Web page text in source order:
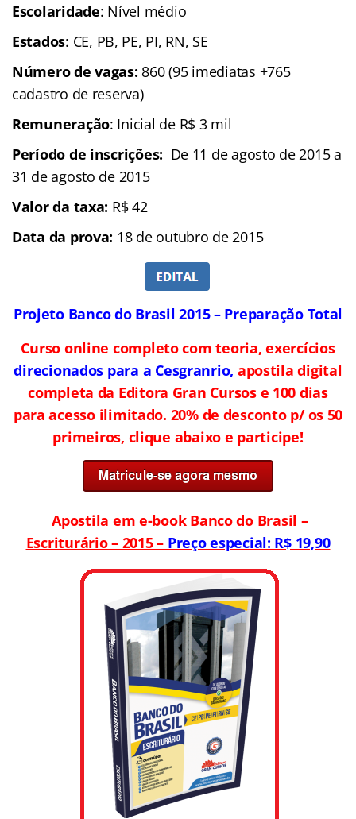
Escolaridade: Nível médio
Estados: CE, PB, PE, PI, RN, SE
Número de vagas: 860 (95 imediatas +765
cadastro de reserva)
Remuneração: Inicial de R$ 3 mil
Período de inscrições: De 11 de agosto de 2015 a
31 de agosto de 2015
Valor da taxa: R$ 42
Data da prova: 18 de outubro de 2015
Projeto Banco do Brasil 2015 – Preparação Total
Curso online completo com teoria, exercícios
direcionados para a Cesgranrio, apostila digital
completa da Editora Gran Cursos e 100 dias
para acesso ilimitado. 20% de desconto p/ os 50
primeiros, clique abaixo e participe!
Apostila em e-book Banco do Brasil –
Escriturário – 2015 – Preço especial: R$ 19,90